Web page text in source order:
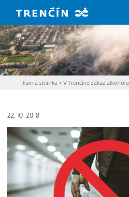
Hlavná stránka >V Trenčíne zákaz
22. 10. 2018